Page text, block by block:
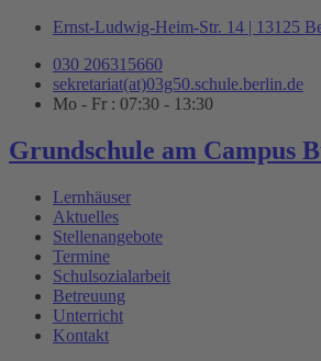
Zum
springen
Ernst-Ludwig-Heim-Str. 14 | 13125
030 206315660
sekretariat(at)03g50.schule.berlin.de
Mo - Fr : 07:30 - 13:30
Grundschule am Campus
Lernhäuser
Aktuelles
Stellenangebote
Termine
Schulsozialarbeit
Betreuung
Unterricht
Kontakt